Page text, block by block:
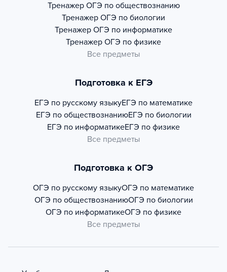
Тренажер ОГЭ по обществознанию
Тренажер ОГЭ по биологии
Тренажер ОГЭ по информатике
Тренажер ОГЭ по физике
Все предметы
Подготовка к ЕГЭ
ЕГЭ по русскому языкуЕГЭ по математике
ЕГЭ по обществознаниюЕГЭ по биологии
ЕГЭ по информатикеЕГЭ по физике
Все предметы
Подготовка к ОГЭ
ОГЭ по русскому языкуОГЭ по математике
ОГЭ по обществознаниюОГЭ по биологии
ОГЭ по информатикеОГЭ по физике
Все предметы